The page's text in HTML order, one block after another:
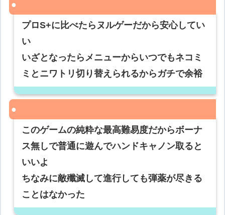
プロS+に比べたらヌルゲーだから安心してい
い
いざとなったらメニューからいつでもネコミ
ミとニワトリ切り替えられるからガチで余裕
このゲームの純粋な最高難易度だからボーナ
ス無しで普通に遊んでハンドキャノン取ると
いいよ
ちなみに敵殲滅して進行しても弾薬が尽きる
ことはなかった